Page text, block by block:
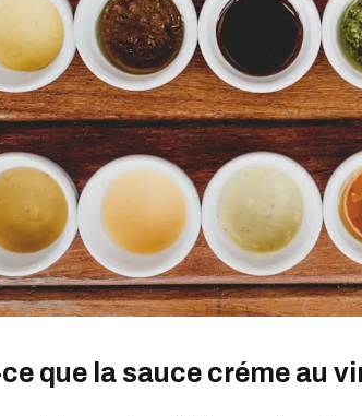
ce que la sauce créme au